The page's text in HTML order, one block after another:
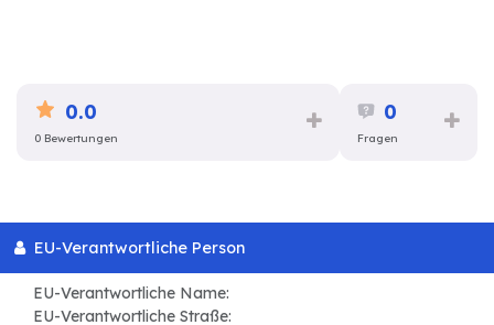
0.0
0 Bewertungen
0
Fragen
EU-Verantwortliche Person
EU-Verantwortliche Name:
EU-Verantwortliche Straße: